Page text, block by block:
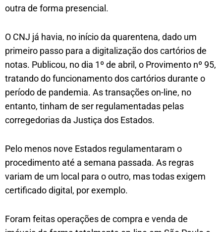
outra de forma presencial.
O CNJ já havia, no início da quarentena, dado um
primeiro passo para a digitalização dos cartórios de
notas. Publicou, no dia 1º de abril, o Provimento nº 95,
tratando do funcionamento dos cartórios durante o
período de pandemia. As transações on-line, no
entanto, tinham de ser regulamentadas pelas
corregedorias da Justiça dos Estados.
Pelo menos nove Estados regulamentaram o
procedimento até a semana passada. As regras
variam de um local para o outro, mas todas exigem
certificado digital, por exemplo.
Foram feitas operações de compra e venda de